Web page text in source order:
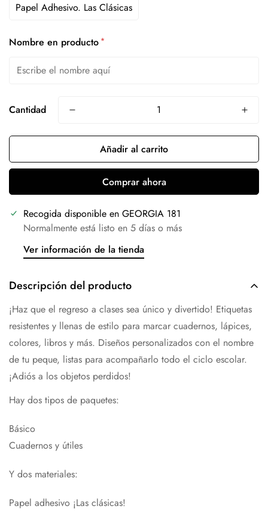
Papel Adhesivo. Las Clásicas
Nombre en producto *
Cantidad
Añadir al carrito
Comprar ahora
Recogida disponible en GEORGIA 181
Normalmente está listo en 5 días o más
Ver información de la tienda
Descripción del producto
¡Haz que el regreso a clases sea único y divertido! Etiquetas
resistentes y llenas de estilo para marcar cuadernos, lápices,
colores, libros y más. Diseños personalizados con el nombre
de tu peque, listas para acompañarlo todo el ciclo escolar.
¡Adiós a los objetos perdidos!
Hay dos tipos de paquetes:
Básico
Cuadernos y útiles
Y dos materiales:
Papel adhesivo ¡Las clásicas!